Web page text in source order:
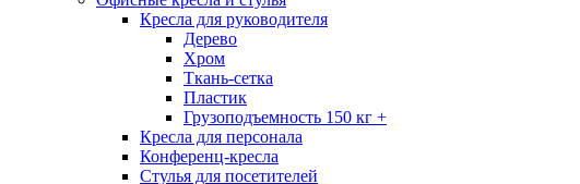
Кресла для руководителя
Дерево
Хром
Ткань-сетка
Пластик
Грузоподъемность 150 кг +
Кресла для персонала
Конференц-кресла
Стулья для посетителей